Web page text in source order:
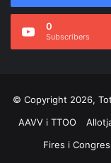
0
Subscribers
© Copyright 2026,
AAVV i TTOO
Fires i